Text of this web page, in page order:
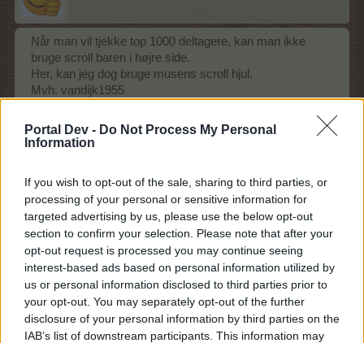
Portal Dev - Do Not Process My Personal
Information
If you wish to opt-out of the sale, sharing to third parties, or
processing of your personal or sensitive information for
targeted advertising by us, please use the below opt-out
section to confirm your selection. Please note that after your
opt-out request is processed you may continue seeing
interest-based ads based on personal information utilized by
us or personal information disclosed to third parties prior to
your opt-out. You may separately opt-out of the further
disclosure of your personal information by third parties on the
IAB’s list of downstream participants. This information may
Når man vil tjekke top 1000 deltagere, kan man ikke
bruge scroll baren i højre side.
Her, kan jeg dog bruge musens scroll hjul.
Mvh. vandijk1955
Board Administrator
Team Farmerama DA & NO
vandijk1955 sagde: ↑
Når man vil tjekke top 1000 deltagere, kan man ikke bruge scroll
baren i højre side.
Her, kan jeg dog bruge musens scroll hjul.
Mvh. vandijk1955
Hej